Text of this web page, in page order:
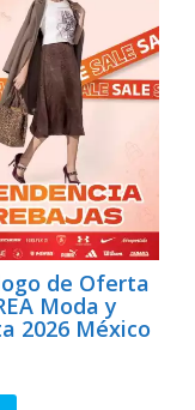
de Oferta
Moda y
2026 México